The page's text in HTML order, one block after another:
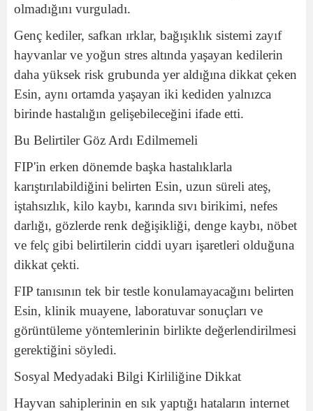
olmadığını vurguladı.
Genç kediler, safkan ırklar, bağışıklık sistemi zayıf
hayvanlar ve yoğun stres altında yaşayan kedilerin
daha yüksek risk grubunda yer aldığına dikkat çeken
Esin, aynı ortamda yaşayan iki kediden yalnızca
birinde hastalığın gelişebileceğini ifade etti.
Bu Belirtiler Göz Ardı Edilmemeli
FIP'in erken dönemde başka hastalıklarla
karıştırılabildiğini belirten Esin, uzun süreli ateş,
iştahsızlık, kilo kaybı, karında sıvı birikimi, nefes
darlığı, gözlerde renk değişikliği, denge kaybı, nöbet
ve felç gibi belirtilerin ciddi uyarı işaretleri olduğuna
dikkat çekti.
FIP tanısının tek bir testle konulamayacağını belirten
Esin, klinik muayene, laboratuvar sonuçları ve
görüntüleme yöntemlerinin birlikte değerlendirilmesi
gerektiğini söyledi.
Sosyal Medyadaki Bilgi Kirliliğine Dikkat
Hayvan sahiplerinin en sık yaptığı hataların internet